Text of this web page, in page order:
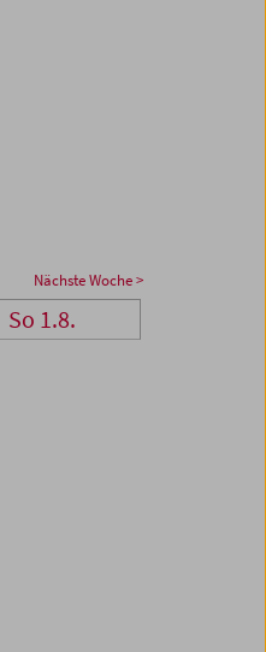
Nächste Woche >
So 1.8.